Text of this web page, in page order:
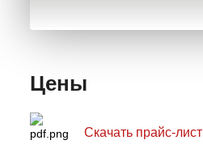
Цены
Скачать прайс-лист